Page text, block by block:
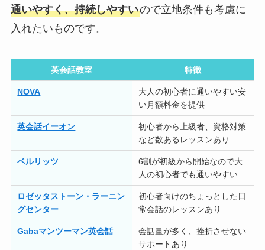
通いやすく、持続しやすいので立地条件も考慮に
入れたいものです。
英会話教室 特徴
NOVA
大人の初心者に通いやすい安
い月額料金を提供
英会話イーオン
初心者から上級者、資格対策
など数あるレッスンあり
ベルリッツ
6割が初級から開始なので大
人の初心者でも通いやすい
ロゼッタストーン・ラーニン
グセンター
初心者向けのちょっとした日
常会話のレッスンあり
Gabaマンツーマン英会話
会話量が多く、挫折させない
サポートあり